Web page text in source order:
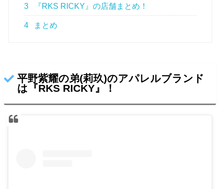
3 『RKS RICKY』の店舗まとめ！
4 まとめ
平野紫耀の弟(莉玖)のアパレルブランド
は『RKS RICKY』！